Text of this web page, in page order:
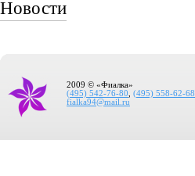
Новости
2009 © «Фиалка»
(495) 542-76-80
(495) 558-62-68
fialka94@mail.ru